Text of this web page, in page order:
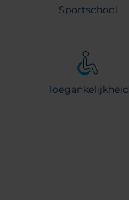
Sportschool
Toegankelijkheid